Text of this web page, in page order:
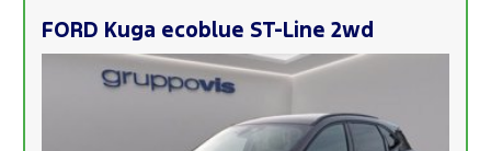
FORD Kuga ecoblue ST-Line 2wd